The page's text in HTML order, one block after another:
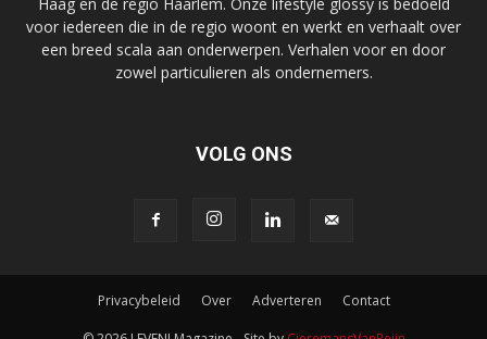
Haag en de regio Haarlem. Onze lifestyle glossy is bedoeld
voor iedereen die in de regio woont en werkt en verhaalt over
een breed scala aan onderwerpen. Verhalen voor en door
zowel particulieren als ondernemers.
VOLG ONS
Privacybeleid Over Adverteren Contact